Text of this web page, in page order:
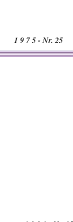
1 9 7 5 - Nr. 25